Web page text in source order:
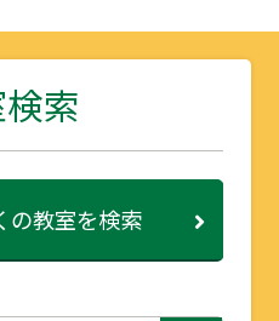
索
の教室を検索